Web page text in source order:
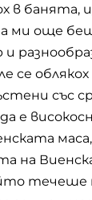
в банята,
ми още
и
се
със
е
на
течеше